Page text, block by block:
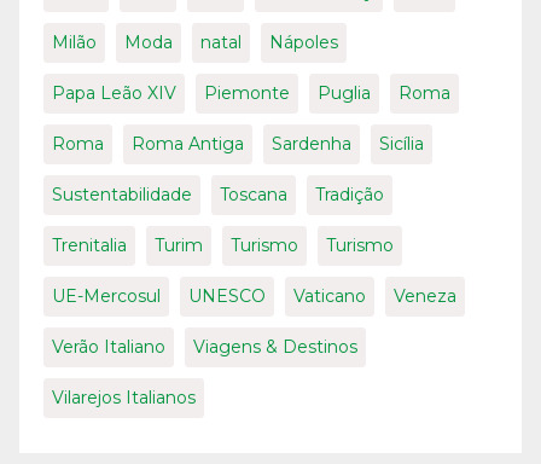
Milão Moda natal Nápoles
Papa Leão XIV Piemonte Puglia Roma
Roma Roma Antiga Sardenha Sicília
Sustentabilidade Toscana Tradição
Trenitalia Turim Turismo Turismo
UE-Mercosul UNESCO Vaticano Veneza
Verão Italiano Viagens & Destinos
Vilarejos Italianos